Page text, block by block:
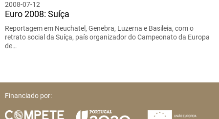
2008-07-12
Euro 2008: Suíça
Reportagem em Neuchatel, Genebra, Luzerna e Basileia, com o
retrato social da Suíça, país organizador do Campeonato da Europa
de…
Financiado por: